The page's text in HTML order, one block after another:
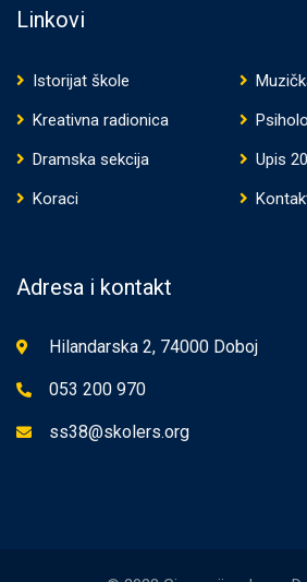
Linkovi
Istorijat škole
Kreativna radionica
Dramska sekcija
Upis
Koraci
Adresa i kontakt
Hilandarska 2, 74000 Doboj
053 200 970
ss38@skolers.org